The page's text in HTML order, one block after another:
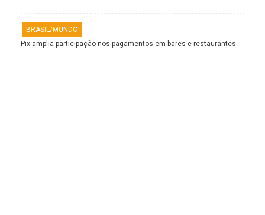
BRASIL/MUNDO
Pix amplia participação nos pagamentos em bares e restaurantes